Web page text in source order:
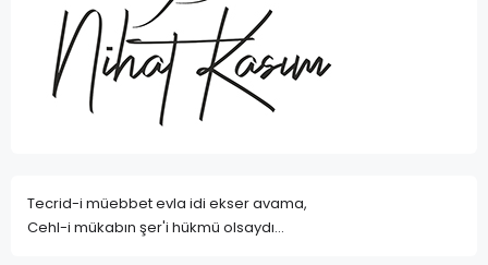
Tecrid-i müebbet evla idi ekser avama,
Cehl-i mükabın şer'i hükmü olsaydı...